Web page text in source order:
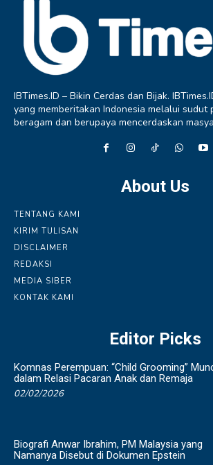
IBTimes.ID – Bikin Cerdas dan Bijak.
yang memberitakan Indonesia melalui sudut
beragam dan berupaya mencerdaskan
About Us
TENTANG KAMI
KIRIM TULISAN
DISCLAIMER
REDAKSI
MEDIA SIBER
KONTAK KAMI
Editor Picks
Komnas Perempuan: “Child Grooming”
dalam Relasi Pacaran Anak dan Remaja
02/02/2026
Biografi Anwar Ibrahim, PM Malaysia yang
Namanya Disebut di Dokumen Epstein